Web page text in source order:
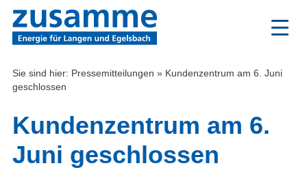
Zum
Inhalt
Sie sind hier: Pressemitteilungen » Kundenzentrum am 6. Juni
geschlossen
Kundenzentrum am 6.
Juni geschlossen